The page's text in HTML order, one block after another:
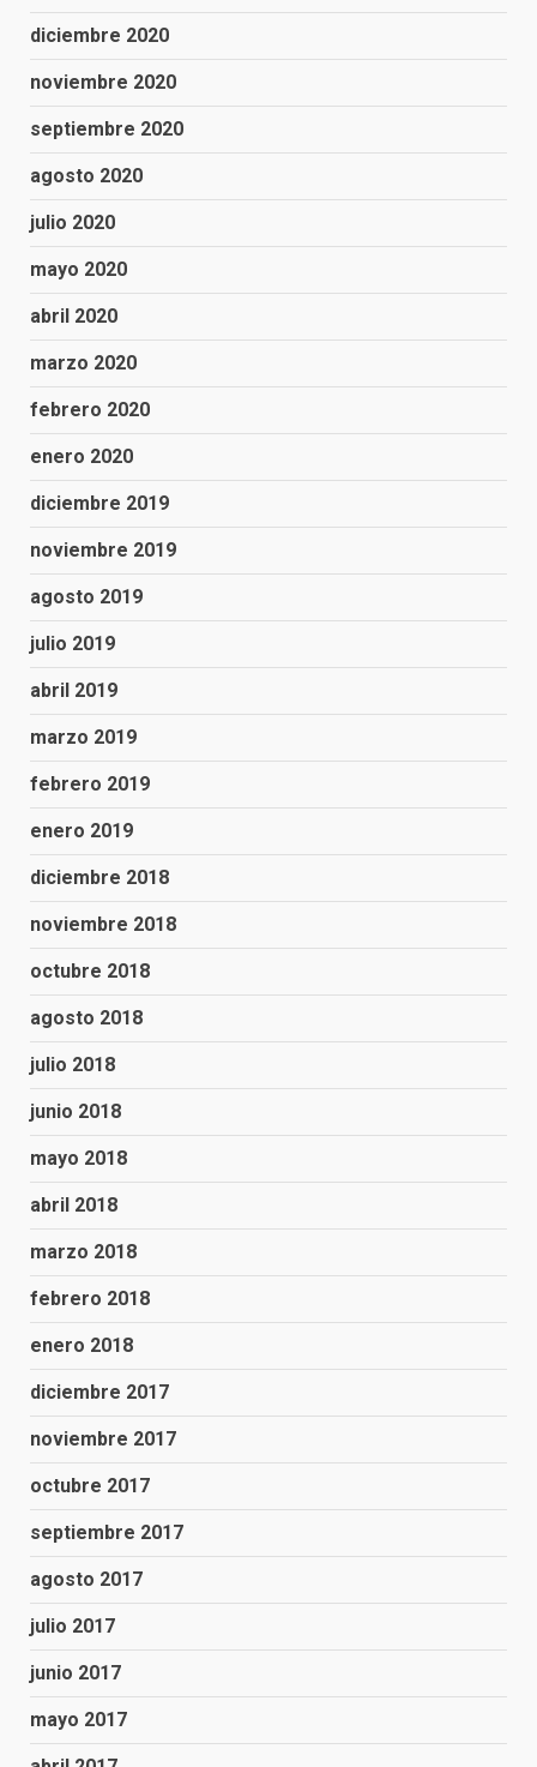
diciembre 2020
noviembre 2020
septiembre 2020
agosto 2020
julio 2020
mayo 2020
abril 2020
marzo 2020
febrero 2020
enero 2020
diciembre 2019
noviembre 2019
agosto 2019
julio 2019
abril 2019
marzo 2019
febrero 2019
enero 2019
diciembre 2018
noviembre 2018
octubre 2018
agosto 2018
julio 2018
junio 2018
mayo 2018
abril 2018
marzo 2018
febrero 2018
enero 2018
diciembre 2017
noviembre 2017
octubre 2017
septiembre 2017
agosto 2017
julio 2017
junio 2017
mayo 2017